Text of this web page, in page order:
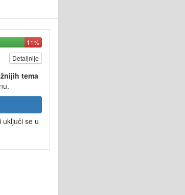
11%
Detaljnije
tema
uključi se u